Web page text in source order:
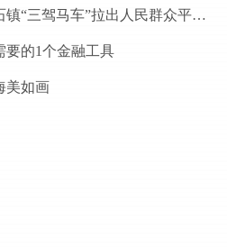
松桃苗族自治县盘石镇“三驾马车”拉出人民群众平安幸福生活
要的1个金融工具
美如画